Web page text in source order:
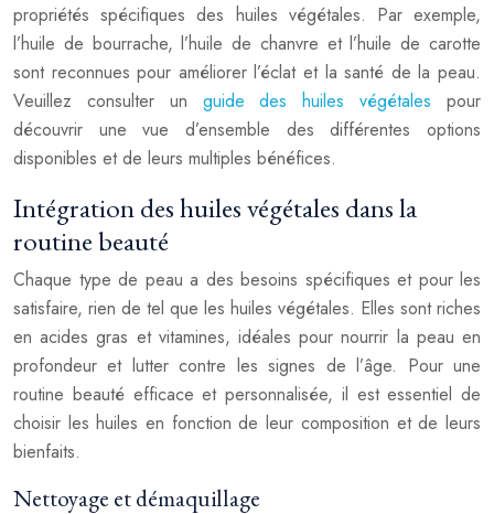
propriétés spécifiques des huiles végétales. Par exemple,
l’huile de bourrache, l’huile de chanvre et l’huile de carotte
sont reconnues pour améliorer l’éclat et la santé de la peau.
Veuillez consulter un guide des huiles végétales pour
découvrir une vue d’ensemble des différentes options
disponibles et de leurs multiples bénéfices.
Intégration des huiles végétales dans la
routine beauté
Chaque type de peau a des besoins spécifiques et pour les
satisfaire, rien de tel que les huiles végétales. Elles sont riches
en acides gras et vitamines, idéales pour nourrir la peau en
profondeur et lutter contre les signes de l’âge. Pour une
routine beauté efficace et personnalisée, il est essentiel de
choisir les huiles en fonction de leur composition et de leurs
bienfaits.
Nettoyage et démaquillage